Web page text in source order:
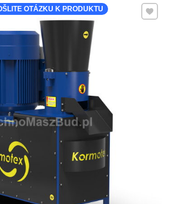
Pridať
OTÁZKU K PRODUKTU